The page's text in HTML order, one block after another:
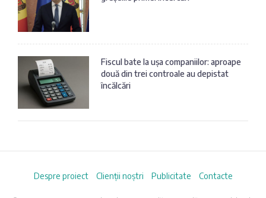
Fiscul bate la ușa companiilor: aproape
două din trei controale au depistat
încălcări
Despre proiect Clienții noștri Publicitate Contacte